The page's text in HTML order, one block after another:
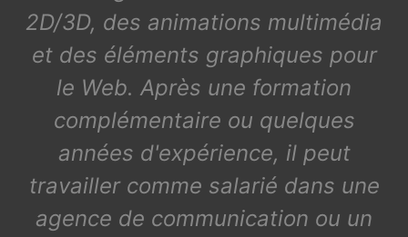
2D/3D, des animations multimédia
et des éléments graphiques pour
le Web. Après une formation
complémentaire ou quelques
années d'expérience, il peut
travailler comme salarié dans une
agence de communication ou un